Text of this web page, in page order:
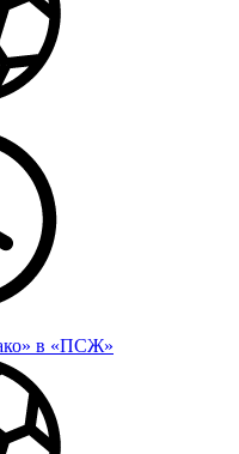
в «ПСЖ»